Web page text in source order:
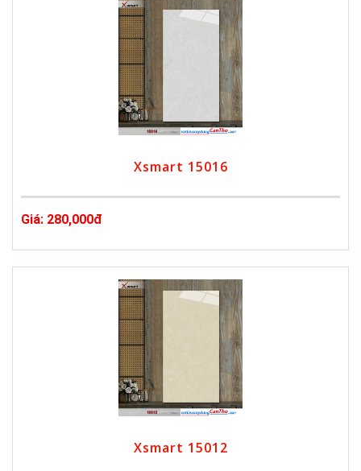
Xsmart 15016
Giá: 280,000đ
Xsmart 15012